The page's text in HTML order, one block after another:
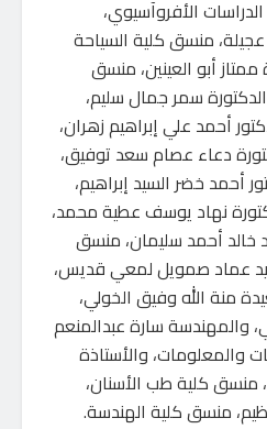
الأفروآسيوي،
منسق كلية السياحة
أبو العينين، منسق
سمر جمال سليم،
أحمد علي إبراهيم زهران،
دعاء عصام سعد توفيق،
أحمد خضر السيد إبراهيم،
نهاد يوسف عطية محمد،
خالد أحمد سليمان، منسق
عماد صمويل لمعي قديس،
منة الله وفيق الخولي،
والمهندسة سارة عبدالمنعم
والمعلومات، والأستاذة
منسق كلية طب الأسنان،
منسق كلية الهندسة.